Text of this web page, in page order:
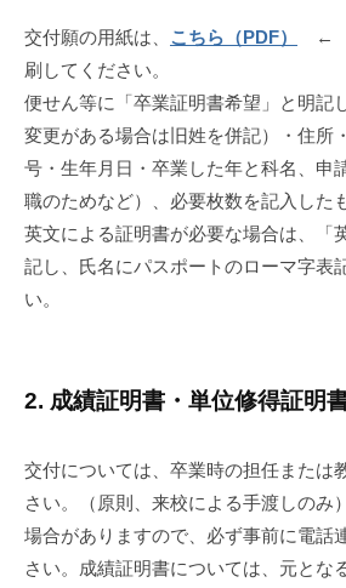
交付願の用紙は、 こちら（PDF）
←
刷してください。
便せん等に「卒業証明書希望」と明記
変更がある場合は旧姓を併記）・住所
号・生年月日・卒業した年と科名、申
職のためなど）、必要枚数を記入した
英文による証明書が必要な場合は、「
記し、氏名にパスポートのローマ字表
い。
2. 成績証明書・単位修得証明
交付については、卒業時の担任または
さい。（原則、来校による手渡しのみ
場合がありますので、必ず事前に電話
さい。成績証明書については、元とな